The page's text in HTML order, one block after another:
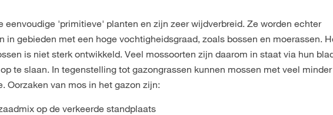
eenvoudige 'primitieve' planten en zijn zeer wijdverbreid. Ze worden echter
in gebieden met een hoge vochtigheidsgraad, zoals bossen en moerassen.
is niet sterk ontwikkeld. Veel mossoorten zijn daarom in staat via hun
te slaan. In tegenstelling tot gazongrassen kunnen mossen met veel
Oorzaken van mos in het gazon zijn:
op de verkeerde standplaats